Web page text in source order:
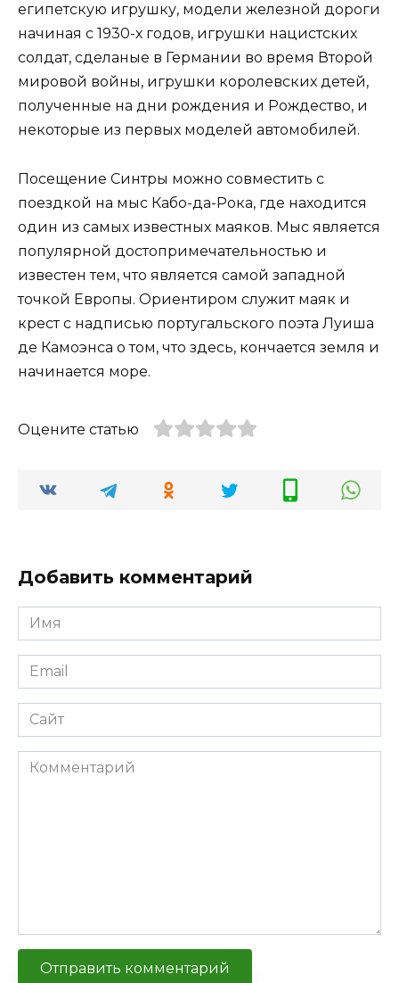
египетскую игрушку, модели железной дороги
начиная с 1930-х годов, игрушки нацистских
солдат, сделаные в Германии во время Второй
мировой войны, игрушки королевских детей,
полученные на дни рождения и Рождество, и
некоторые из первых моделей автомобилей.
Посещение Синтры можно совместить с
поездкой на мыс Кабо-да-Рока, где находится
один из самых известных маяков. Мыс является
популярной достопримечательностью и
известен тем, что является самой западной
точкой Европы. Ориентиром служит маяк и
крест с надписью португальского поэта Луиша
де Камоэнса о том, что здесь, кончается земля и
начинается море.
Оцените статью
Добавить комментарий
Имя
Email
Сайт
Комментарий